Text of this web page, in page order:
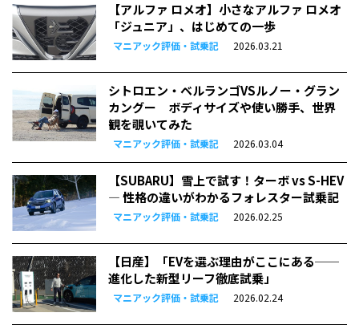
【アルファ ロメオ】小さなアルファ ロメオ
「ジュニア」、はじめての一歩
マニアック評価・試乗記 2026.03.21
シトロエン・ベルランゴVSルノー・グラン
カングー ボディサイズや使い勝手、世界
観を覗いてみた
マニアック評価・試乗記 2026.03.04
【SUBARU】雪上で試す！ターボ vs S-HEV
— 性格の違いがわかるフォレスター試乗記
マニアック評価・試乗記 2026.02.25
【日産】「EVを選ぶ理由がここにある──
進化した新型リーフ徹底試乗」
マニアック評価・試乗記 2026.02.24